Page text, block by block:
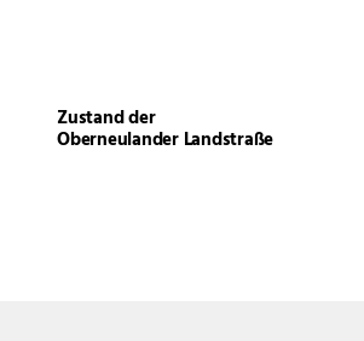
Zustand der
Oberneulander Landstraße